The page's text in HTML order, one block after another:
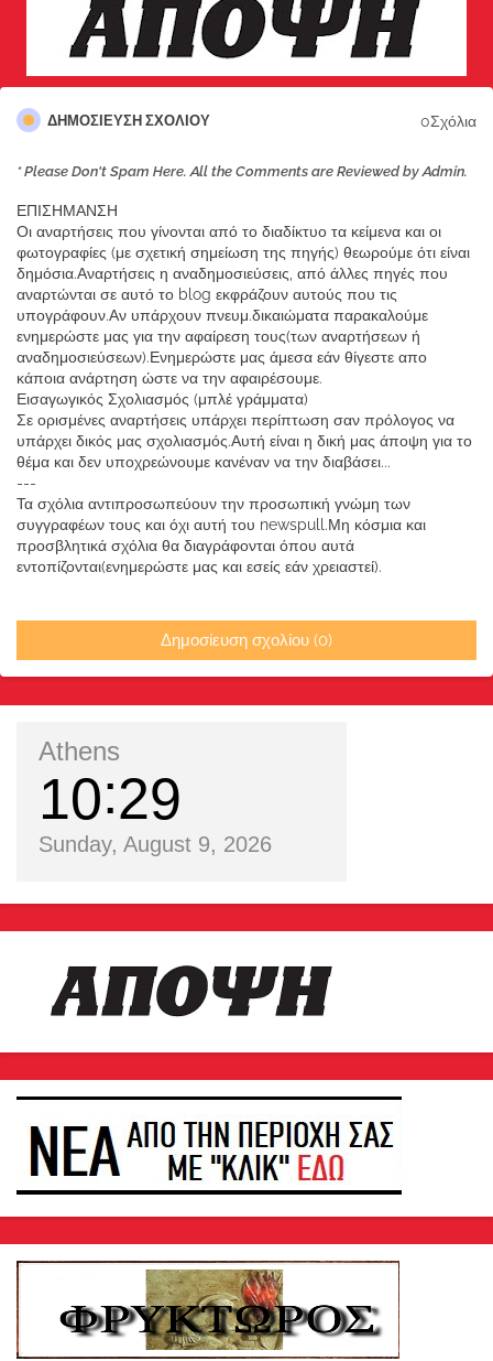
ΔΗΜΟΣΊΕΥΣΗ ΣΧΟΛΊΟΥ 0Σχόλια
* Please Don't Spam Here. All the Comments are Reviewed by Admin.
ΕΠΙΣΗΜΑΝΣΗ
Οι αναρτήσεις που γίνονται από το διαδίκτυο τα κείμενα και οι
φωτογραφίες (με σχετική σημείωση της πηγής) θεωρούμε ότι είναι
δημόσια.Αναρτήσεις η αναδημοσιεύσεις, από άλλες πηγές που
αναρτώνται σε αυτό το blog εκφράζουν αυτούς που τις
υπογράφουν.Αν υπάρχουν πνευμ.δικαιώματα παρακαλούμε
ενημερώστε μας για την αφαίρεση τους(των αναρτήσεων ή
αναδημοσιεύσεων).Ενημερώστε μας άμεσα εάν θίγεστε απο
κάποια ανάρτηση ώστε να την αφαιρέσουμε.
Εισαγωγικός Σχολιασμός (μπλέ γράμματα)
Σε ορισμένες αναρτήσεις υπάρχει περίπτωση σαν πρόλογος να
υπάρχει δικός μας σχολιασμός.Αυτή είναι η δική μας άποψη για το
θέμα και δεν υποχρεώνουμε κανέναν να την διαβάσει...
---
Τα σχόλια αντιπροσωπεύουν την προσωπική γνώμη των
συγγραφέων τους και όχι αυτή του newspull.Μη κόσμια και
προσβλητικά σχόλια θα διαγράφονται όπου αυτά
εντοπίζονται(ενημερώστε μας και εσείς εάν χρειαστεί).
Δημοσίευση σχολίου (0)
Athens
10 29
Sunday, August 9, 2026